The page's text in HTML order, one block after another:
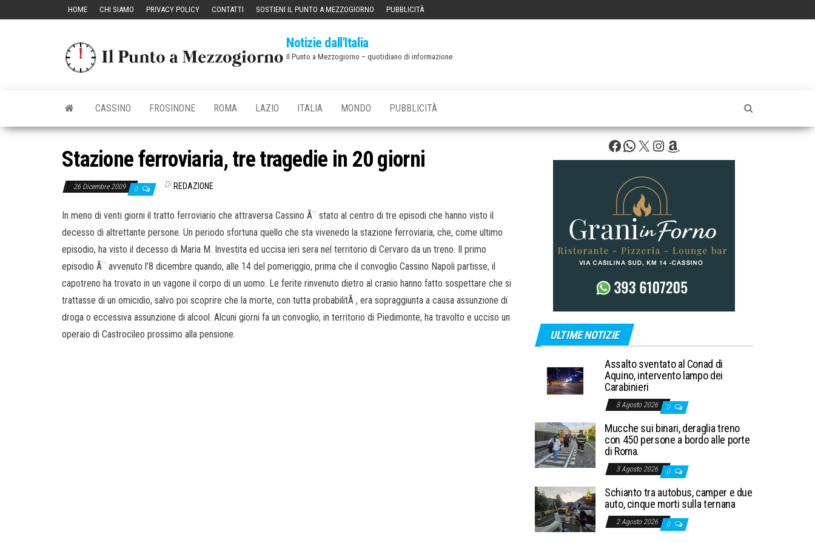
HOME CHI SIAMO PRIVACY POLICY CONTATTI SOSTIENI IL PUNTO A MEZZOGIORNO PUBBLICITÀ
Notizie dall'Italia
Il Punto a Mezzogiorno – quotidiano di informazione
CASSINO FROSINONE ROMA LAZIO ITALIA MONDO PUBBLICITÀ
Stazione ferroviaria, tre tragedie in 20 giorni
26 Dicembre 2009 0 Di REDAZIONE
In meno di venti giorni il tratto ferroviario che attraversa Cassino Ã¨ stato al centro di tre episodi che hanno visto il
decesso di altrettante persone. Un periodo sfortuna quello che sta vivenedo la stazione ferroviaria, che, come ultimo
episodio, ha visto il decesso di Maria M. Investita ed uccisa ieri sera nel territorio di Cervaro da un treno. Il primo
episodio Ã¨ avvenuto l’8 dicembre quando, alle 14 del pomeriggio, prima che il convoglio Cassino Napoli partisse, il
capotreno ha trovato in un vagone il corpo di un uomo. Le ferite rinvenuto dietro al cranio hanno fatto sospettare che si
trattasse di un omicidio, salvo poi scoprire che la morte, con tutta probabilitÃ , era sopraggiunta a causa assunzione di
droga o eccessiva assunzione di alcool. Alcuni giorni fa un convoglio, in territorio di Piedimonte, ha travolto e ucciso un
operaio di Castrocileo prossimo alla pensione.
Facebook
WhatsApp
X Instagram
Amazon
ULTIME NOTIZIE
Assalto sventato al Conad di
Aquino, intervento lampo dei
Carabinieri
3 Agosto 2026 0
Mucche sui binari, deraglia treno
con 450 persone a bordo alle porte
di Roma.
3 Agosto 2026 0
Schianto tra autobus, camper e due
auto, cinque morti sulla ternana
2 Agosto 2026 0